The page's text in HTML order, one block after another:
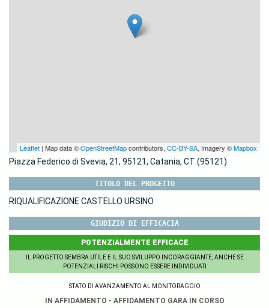
Leaflet | Map data ©OpenStreetMapcontributors, CC-BY-SA, Imagery ©Mapbox
Piazza Federico di Svevia, 21, 95121, Catania, CT (95121)
TITOLO DEL PROGETTO
RIQUALIFICAZIONE CASTELLO URSINO
GIUDIZIO DI EFFICACIA
POTENZIALMENTE EFFICACE
IL PROGETTO SEMBRA UTILE E IL SUO SVILUPPO INCORAGGIANTE, ANCHE SE
POTENZIALI RISCHI POSSONO ESSERE INDIVIDUATI
STATO DI AVANZAMENTO AL MONITORAGGIO
IN AFFIDAMENTO - AFFIDAMENTO GARA IN CORSO